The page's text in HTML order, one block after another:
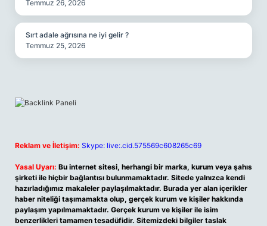
Temmuz 26, 2026
Sırt adale ağrısına ne iyi gelir ?
Temmuz 25, 2026
Reklam ve İletişim: Skype: live:.cid.575569c608265c69
Yasal Uyarı: Bu internet sitesi, herhangi bir marka, kurum veya şahıs
şirketi ile hiçbir bağlantısı bulunmamaktadır. Sitede yalnızca kendi
hazırladığımız makaleler paylaşılmaktadır. Burada yer alan içerikler
haber niteliği taşımamakta olup, gerçek kurum ve kişiler hakkında
paylaşım yapılmamaktadır. Gerçek kurum ve kişiler ile isim
benzerlikleri tamamen tesadüfidir. Sitemizdeki bilgiler taslak